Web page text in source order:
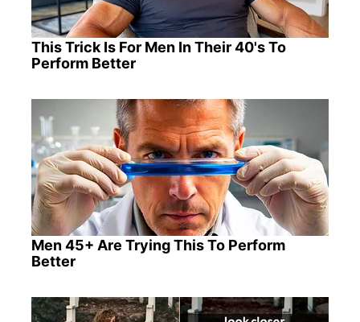
This Trick Is For Men In Their 40's To
Perform Better
Men 45+ Are Trying This To Perform
Better